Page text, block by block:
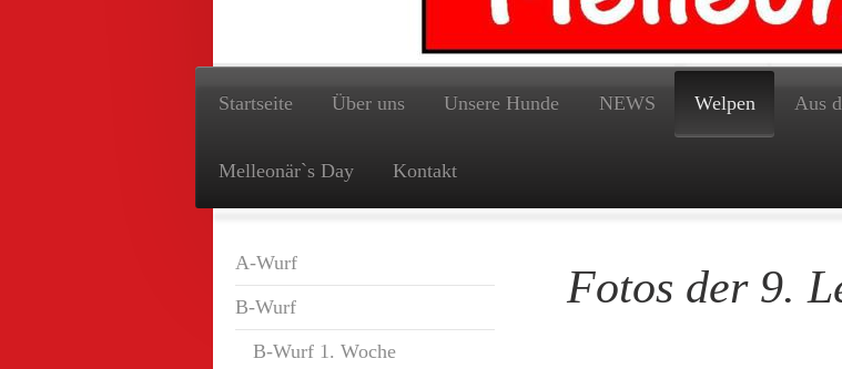
Startseite Über uns Unsere Hunde NEWS Welpen Aus
Melleonär`s Day Kontakt
Fotos der 9.
A-Wurf
B-Wurf
B-Wurf 1. Woche